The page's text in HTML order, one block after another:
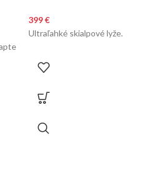
399€
Ultraľahké skialpové lyže.